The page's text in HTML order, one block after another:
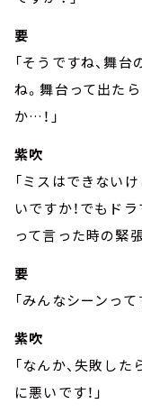
要
「そうですね、舞
ね。舞台って出た
か…！」
紫吹
「ミスはできない
いですか！でもド
って言った時の緊
要
「みんなシーンっ
紫吹
「なんか、失敗し
に悪いです！」